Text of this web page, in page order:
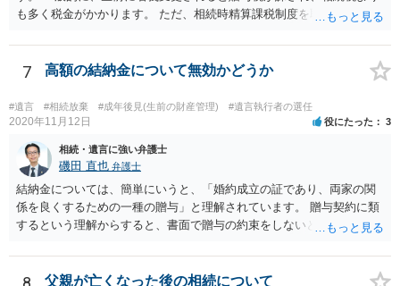
も多く税金がかかります。 ただ、相続時精算課税制度を取れば、実質
ういう場合にどれくらい税金がかかるか計算してもらって どういう方
針を取るか決められたらよいと思います。
7 高額の結納金について無効かどうか
#遺言 #相続放棄 #成年後見(生前の財産管理) #遺言執行者の選任
2020年11月12日 役にたった 3
相続・遺言に強い弁護士
磯田 直也 弁護士
結納金については、簡単にいうと、「婚約成立の証であり、両家の関
係を良くするための一種の贈与」と理解されています。 贈与契約に類
するという理解からすると、書面で贈与の約束をしないと相手方は支
ことは困難です。 くれぐれも今後お気をつけください。 弁護士に対応
を依頼されるのも悪くはありませんが、感情的な理由が強いと思いま
父親が亡くなった後の相続について